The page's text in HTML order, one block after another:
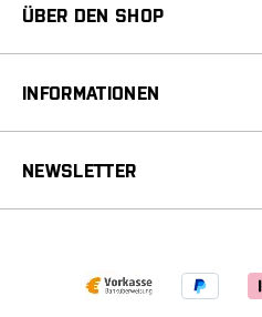
ÜBER DEN SHOP
INFORMATIONEN
NEWSLETTER